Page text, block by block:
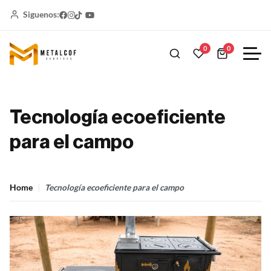
Siguenos:
0 0
Tecnología ecoeficiente
para el campo
Home Tecnología ecoeficiente para el campo